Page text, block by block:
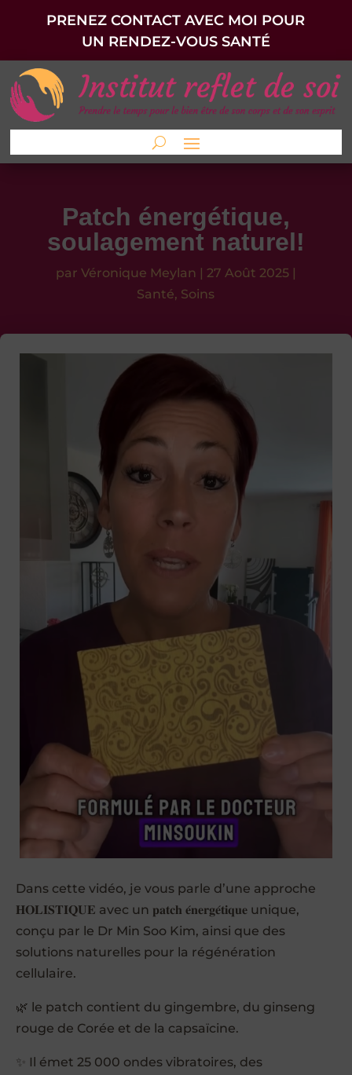
PRENEZ CONTACT AVEC MOI POUR
UN RENDEZ-VOUS SANTÉ
Patch énergétique,
soulagement naturel!
par Véronique Meylan | 27 Août 2025|
Santé, Soins
Dans cette vidéo, je vous parle d’une approche
𝐇𝐎𝐋𝐈𝐒𝐓𝐈𝐐𝐔𝐄 avec un 𝐩𝐚𝐭𝐜𝐡 𝐞́𝐧𝐞𝐫𝐠𝐞́𝐭𝐢𝐪𝐮𝐞 unique,
conçu par le Dr Min Soo Kim, ainsi que des
solutions naturelles pour la régénération
cellulaire.
🌿 le patch contient du gingembre, du ginseng
rouge de Corée et de la capsaïcine.
✨ Il émet 25 000 ondes vibratoires, des